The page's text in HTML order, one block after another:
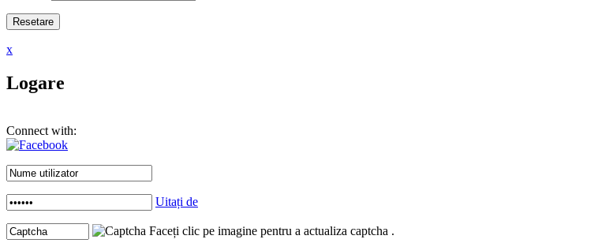
x
Logare
Connect with:
Uitați de
Faceți clic pe imagine pentru a actualiza captcha .